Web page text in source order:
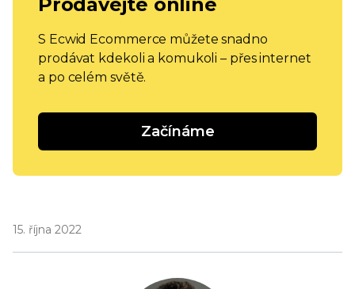
Prodávejte online
S Ecwid Ecommerce můžete snadno
prodávat kdekoli a komukoli – přes internet
a po celém světě.
Začínáme
15. října 2022